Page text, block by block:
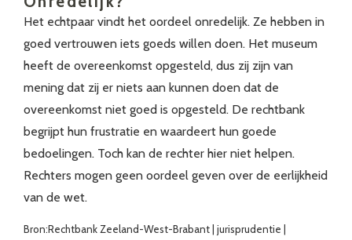
Het echtpaar vindt het oordeel onredelijk. Ze hebben in
goed vertrouwen iets goeds willen doen. Het museum
heeft de overeenkomst opgesteld, dus zij zijn van
mening dat zij er niets aan kunnen doen dat de
overeenkomst niet goed is opgesteld. De rechtbank
begrijpt hun frustratie en waardeert hun goede
bedoelingen. Toch kan de rechter hier niet helpen.
Rechters mogen geen oordeel geven over de eerlijkheid
van de wet.
Bron:Rechtbank Zeeland-West-Brabant | jurisprudentie |